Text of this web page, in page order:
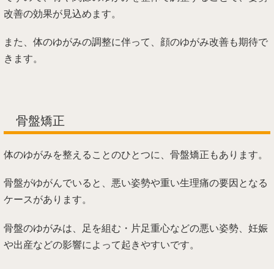
改善の効果が見込めます。
また、体のゆがみの調整に伴って、顔のゆがみ改善も期待で
きます。
骨盤矯正
体のゆがみを整えることのひとつに、骨盤矯正もあります。
骨盤がゆがんでいると、悪い姿勢や重い生理痛の要因となる
ケースがあります。
骨盤のゆがみは、足を組む・片足重心などの悪い姿勢、妊娠
や出産などの影響によって起きやすいです。